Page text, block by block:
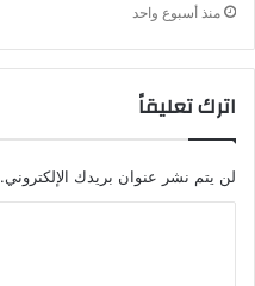
منذ أسبوع واحد
اترك تعليقاً
لن يتم نشر عنوان بريدك الإلكتروني.